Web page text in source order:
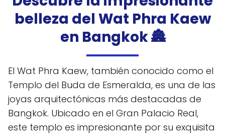
belleza del Wat Phra Kaew
en Bangkok 🏯
El Wat Phra Kaew, también conocido como el
Templo del Buda de Esmeralda, es una de las
joyas arquitectónicas más destacadas de
Bangkok. Ubicado en el Gran Palacio Real,
este templo es impresionante por su exquisita